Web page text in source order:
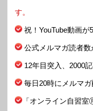
す。
祝！YouTube動画が
公式メルマガ読者数
12年目突入、2000
毎日20時にメルマ
「オンライン自習